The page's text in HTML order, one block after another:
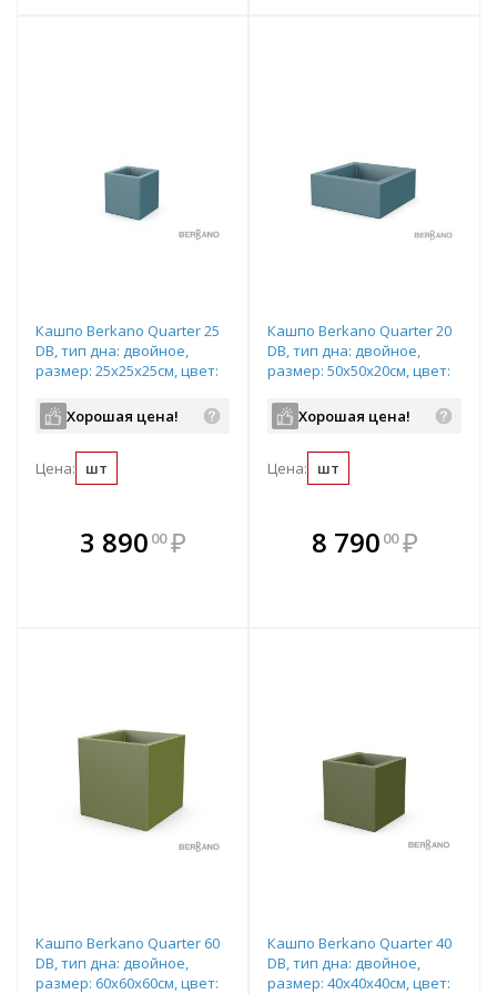
Кашпо Berkano Quarter 25
DB, тип дна: двойное,
размер: 25x25x25см, цвет:
Хорошая цена!
Цена: шт
3 890 00 ₽
В комплекте
всегда выгоднее!
Кашпо Berkano Quarter 20
DB, тип дна: двойное,
размер: 50x50x20см, цвет:
Хорошая цена!
Цена: шт
В комплекте
всегда выгоднее!
8 790 00 ₽
Кашпо Berkano Quarter 60
DB, тип дна: двойное,
размер: 60x60x60см, цвет:
Кашпо Berkano Quarter 40
DB, тип дна: двойное,
размер: 40x40x40см, цвет: